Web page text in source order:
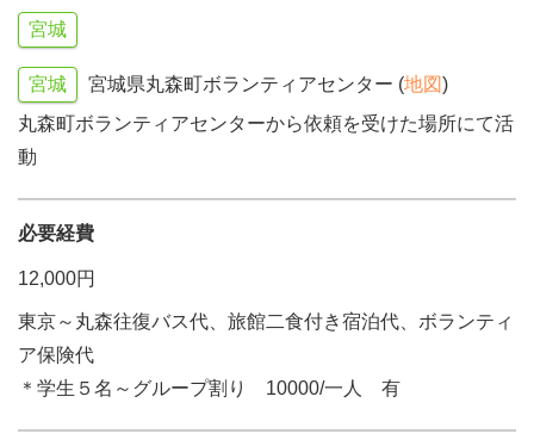
宮城
宮城 宮城県丸森町ボランティアセンター (地図)
丸森町ボランティアセンターから依頼を受けた場所にて活
動
必要経費
12,000円
東京～丸森往復バス代、旅館二食付き宿泊代、ボランティ
ア保険代
＊学生５名～グループ割り 10000/一人 有